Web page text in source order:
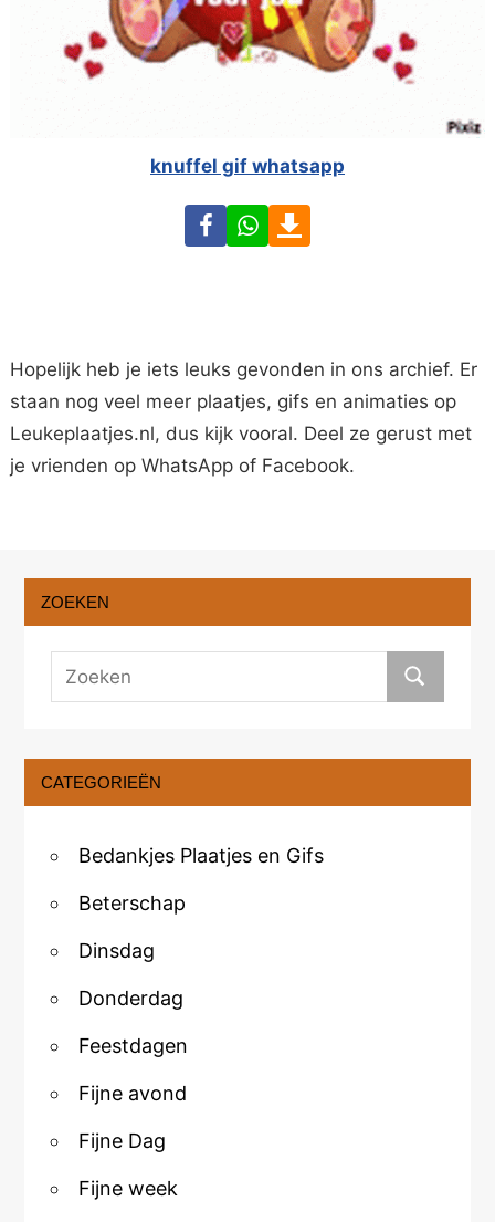
knuffel gif whatsapp
FacebookWhatsApp
Hopelijk heb je iets leuks gevonden in ons archief. Er
staan nog veel meer plaatjes, gifs en animaties op
Leukeplaatjes.nl, dus kijk vooral. Deel ze gerust met
je vrienden op WhatsApp of Facebook.
ZOEKEN
CATEGORIEËN
Bedankjes Plaatjes en Gifs
Beterschap
Dinsdag
Donderdag
Feestdagen
Fijne avond
Fijne Dag
Fijne week